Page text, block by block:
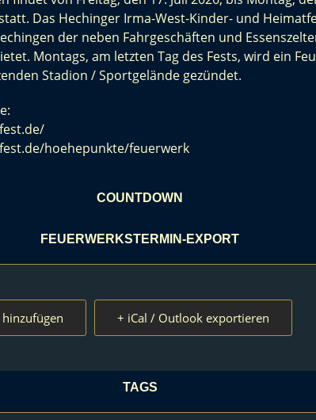
Das Hechinger Irma-West-Kinder- und
der neben Fahrgeschäften und
Montags, am letzten Tag des Fests, wird ein
Stadion / Sportgelände gezündet.
hoehepunkte/feuerwerk
COUNTDOWN
FEUERWERKSTERMIN-EXPORT
+ iCal / Outlook exportieren
TAGS